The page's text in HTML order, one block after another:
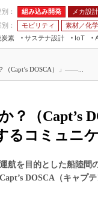
： 組み込み開発 メカ設計
：
モビリティ 素材／化学
炭素
サステナ設計
IoT
全 JIMTOF
IIFES
国際ロボッ
TECHNO-
組
組
（Capt’s DOSCA）」――...
？（
るコミュニ
航を目的とした船陸間
DOSCA（キャプ